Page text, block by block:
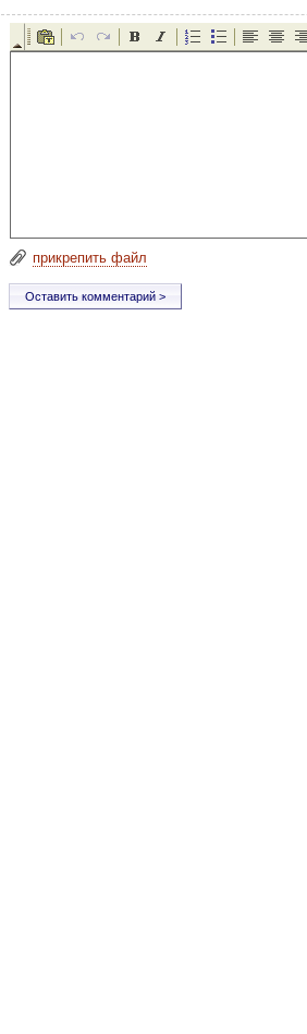
прикрепить файл